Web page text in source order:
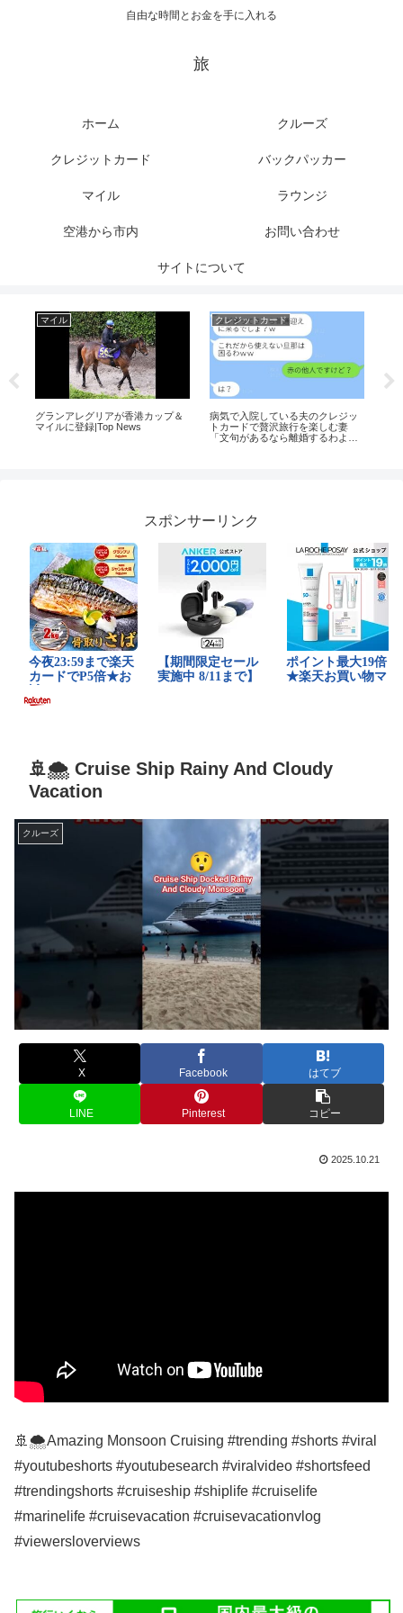
自由な時間とお金を手に入れる
旅
ホーム クルーズ
クレジットカード バックパッカー
マイル ラウンジ
空港から市内 お問い合わせ
サイトについて
マイル
グランアレグリアが香港カップ＆
マイルに登録|Top News
クレジットカード
病気で入院している夫のクレジッ
トカードで贅沢旅行を楽しむ妻
「文句があるなら離婚するわよ
スポンサーリンク
🚢🌨️ Cruise Ship Rainy And Cloudy
Vacation
クルーズ
X Facebook はてブ
LINE Pinterest コピー
2025.10.21
🚢🌨️Amazing Monsoon Cruising #trending #shorts #viral
#youtubeshorts #youtubesearch #viralvideo #shortsfeed
#trendingshorts #cruiseship #shiplife #cruiselife
#marinelife #cruisevacation #cruisevacationvlog
#viewersloverviews